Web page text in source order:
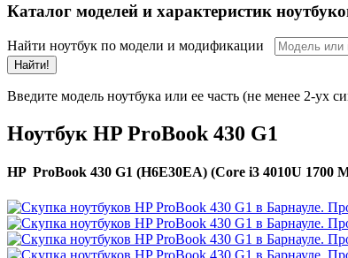
Каталог моделей и характеристик
Найти ноутбук по модели и модификации
Найти!
Введите модель ноутбука или ее часть (не менее 2-ух
Ноутбук HP ProBook 430 G1
HP ProBook 430 G1 (H6E30EA) (Core i3 4010U 1700